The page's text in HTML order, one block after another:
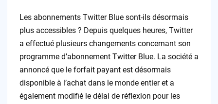
Les abonnements Twitter Blue sont-ils désormais
plus accessibles ? Depuis quelques heures, Twitter
a effectué plusieurs changements concernant son
programme d’abonnement Twitter Blue. La société a
annoncé que le forfait payant est désormais
disponible à l’achat dans le monde entier et a
également modifié le délai de réflexion pour les